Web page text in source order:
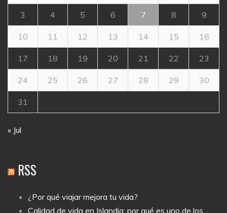
3 4 5 6 7 8 9
10 11 12 13 14 15 16
17 18 19 20 21 22 23
24 25 26 27 28 29 30
31
« Jul
RSS
¿Por qué viajar mejora tu vida?
Calidad de vida en Islandia: por qué es uno de los